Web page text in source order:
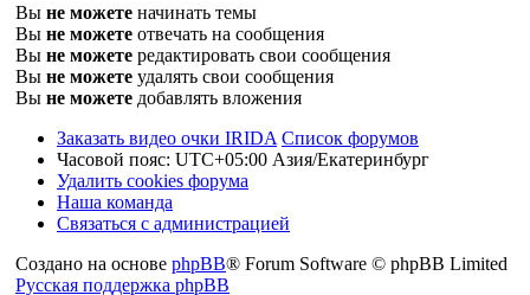
Вы не можете начинать темы
Вы не можете отвечать на сообщения
Вы не можете редактировать свои сообщения
Вы не можете удалять свои сообщения
Вы не можете добавлять вложения
Заказать видео очки IRIDA Список форумов
Часовой пояс: UTC+05:00 Азия/Екатеринбург
Удалить cookies форума
Наша команда
Связаться с администрацией
Создано на основе phpBB® Forum Software © phpBB Limited
Русская поддержка phpBB